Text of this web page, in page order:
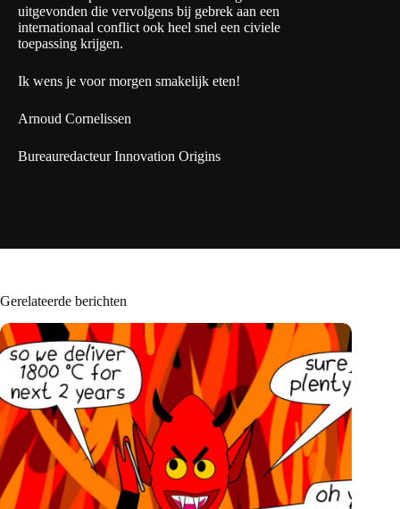
uitgevonden die vervolgens bij gebrek aan een
internationaal conflict ook heel snel een civiele
toepassing krijgen.
Ik wens je voor morgen smakelijk eten!
Arnoud Cornelissen
Bureauredacteur Innovation Origins
Gerelateerde berichten